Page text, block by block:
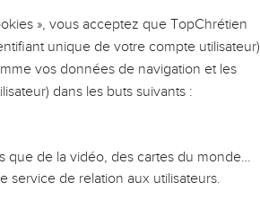
Mais on voit
ce sont
erreurs
une famille,
», vous acceptez que TopChrétien
unique de votre compte utilisateur)
vos données de navigation et les
dans les buts suivants :
que de la vidéo, des cartes du monde…
service de relation aux utilisateurs.